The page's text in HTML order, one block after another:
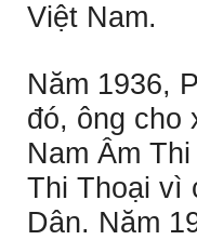
Việt Nam.
Năm 1936,
đó, ông cho
Nam Âm
Thi Thoại vì
Dân. Năm